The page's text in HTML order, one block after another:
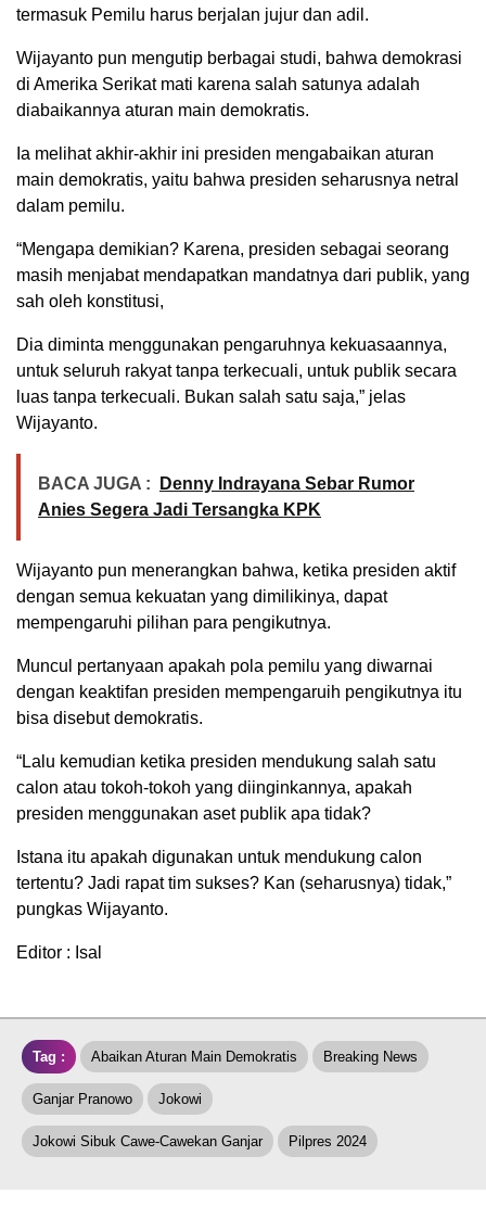
termasuk Pemilu harus berjalan jujur dan adil.
Wijayanto pun mengutip berbagai studi, bahwa demokrasi
di Amerika Serikat mati karena salah satunya adalah
diabaikannya aturan main demokratis.
Ia melihat akhir-akhir ini presiden mengabaikan aturan
main demokratis, yaitu bahwa presiden seharusnya netral
dalam pemilu.
“Mengapa demikian? Karena, presiden sebagai seorang
masih menjabat mendapatkan mandatnya dari publik, yang
sah oleh konstitusi,
Dia diminta menggunakan pengaruhnya kekuasaannya,
untuk seluruh rakyat tanpa terkecuali, untuk publik secara
luas tanpa terkecuali. Bukan salah satu saja,” jelas
Wijayanto.
BACA JUGA :
Denny Indrayana Sebar Rumor
Anies Segera Jadi Tersangka KPK
Wijayanto pun menerangkan bahwa, ketika presiden aktif
dengan semua kekuatan yang dimilikinya, dapat
mempengaruhi pilihan para pengikutnya.
Muncul pertanyaan apakah pola pemilu yang diwarnai
dengan keaktifan presiden mempengaruih pengikutnya itu
bisa disebut demokratis.
“Lalu kemudian ketika presiden mendukung salah satu
calon atau tokoh-tokoh yang diinginkannya, apakah
presiden menggunakan aset publik apa tidak?
Istana itu apakah digunakan untuk mendukung calon
tertentu? Jadi rapat tim sukses? Kan (seharusnya) tidak,”
pungkas Wijayanto.
Editor : Isal
Tag : Abaikan Aturan Main Demokratis Breaking News
Ganjar Pranowo Jokowi
Jokowi Sibuk Cawe-Cawekan Ganjar Pilpres 2024